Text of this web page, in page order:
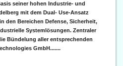
seiner hohen Industrie- und
mit dem Dual- Use-Ansatz
den Bereichen Defense, Sicherheit,
Systemlösungen. Zentraler
Bündelung aller entsprechenden
GmbH.......